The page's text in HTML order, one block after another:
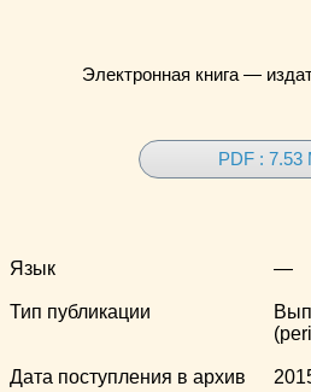
Электронная книга —
PDF : 7.53
Язык —
Тип публикации
Дата поступления в архив